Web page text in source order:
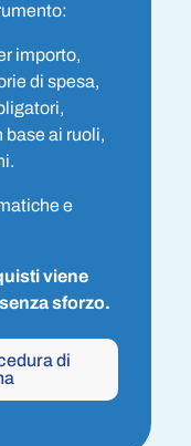
importo,
di spesa,
base ai ruoli,
e
viene
sforzo.
di